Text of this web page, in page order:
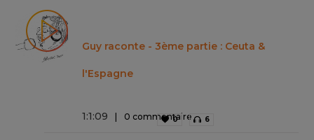
Guy raconte - 3ème partie : Ceuta &
l'Espagne
1:1:09 0 commentaire
0 6